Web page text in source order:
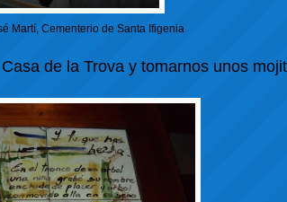
Martí, Cementerio de Santa Ifigenia
de la Trova y tomarnos unos